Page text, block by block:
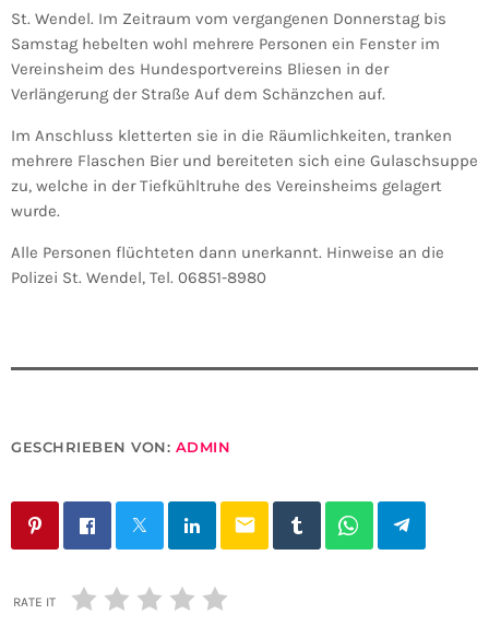
St. Wendel. Im Zeitraum vom vergangenen Donnerstag bis
Samstag hebelten wohl mehrere Personen ein Fenster im
Vereinsheim des Hundesportvereins Bliesen in der
Verlängerung der Straße Auf dem Schänzchen auf.
Im Anschluss kletterten sie in die Räumlichkeiten, tranken
mehrere Flaschen Bier und bereiteten sich eine Gulaschsuppe
zu, welche in der Tiefkühltruhe des Vereinsheims gelagert
wurde.
Alle Personen flüchteten dann unerkannt. Hinweise an die
Polizei St. Wendel, Tel. 06851-8980
GESCHRIEBEN VON: ADMIN
email
RATE IT